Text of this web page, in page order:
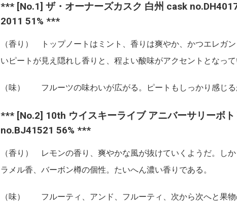
*** [No.1] ザ・オーナーズカスク 白州 cask
2011 51% ***
（香り） トップノートはミント、香りは爽やか、かつエレガ
いピートが見え隠れし香りと、程よい酸味がアクセントとなって
（味） フルーツの味わいが広がる。ピートもしっかり感じる
*** [No.2] 10th ウイスキーライブ アニバーサリーボ
no.BJ41521 56% ***
（香り） レモンの香り、爽やかな風が抜けていくようだ。し
ラメル香、バーボン樽の個性。たいへん濃い香りである。
（味） フルーティ、アンド、フルーティ、次から次へと果